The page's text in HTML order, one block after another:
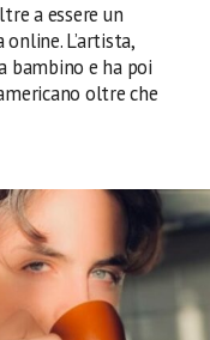
a essere un
L’artista,
bambino e ha poi
oltre che